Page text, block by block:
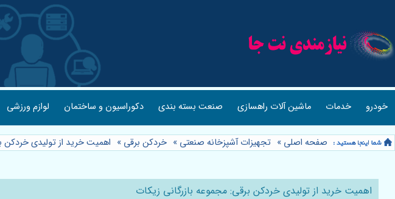
خودرو خدمات ماشین آلات راهسازی صنعت بسته بندی دکوراسیون و ساختمان لوازم ورزشی
صفحه اصلی » تجهیزات آشپزخانه صنعتی » خردکن برقی » اهمیت خرید از تولیدی خردکن
اهمیت خرید از تولیدی خردکن برقی: مجموعه بازرگانی زیکات